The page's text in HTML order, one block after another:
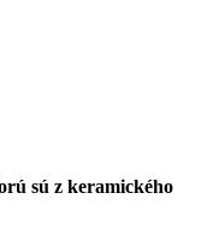
sú z keramického